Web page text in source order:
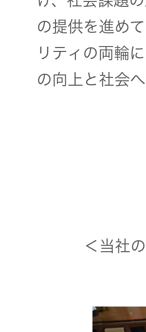
個人のお
客様 トッ
プ
の提供を進め
リティの両輪
の向上と社会
＜当社